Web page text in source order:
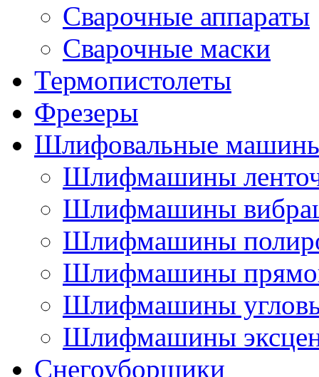
Сварочные аппараты
Сварочные маски
Термопистолеты
Фрезеры
Шлифовальные
Шлифмашины
Шлифмашины
Шлифмашины
Шлифмашины
Шлифмашины
Шлифмашины
Снегоуборщики